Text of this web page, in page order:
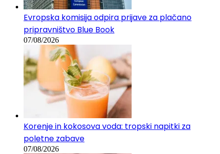
Evropska komisija odpira prijave za plačano
pripravništvo Blue Book
07/08/2026
Korenje in kokosova voda: tropski napitki za
poletne zabave
07/08/2026